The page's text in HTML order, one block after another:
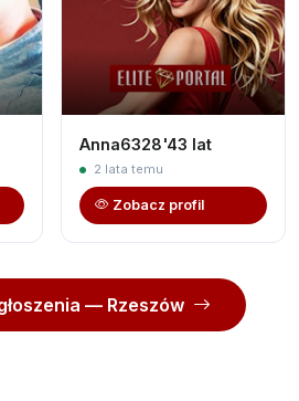
Anna6328'43 lat
2 lata temu
Zobacz profil
— Rzeszów